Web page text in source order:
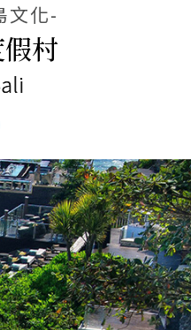
文化-
村